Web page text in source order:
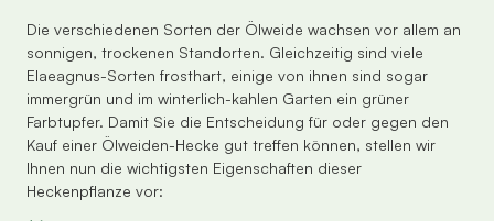
Die verschiedenen Sorten der Ölweide wachsen vor allem an
sonnigen, trockenen Standorten. Gleichzeitig sind viele
Elaeagnus-Sorten frosthart, einige von ihnen sind sogar
immergrün und im winterlich-kahlen Garten ein grüner
Farbtupfer. Damit Sie die Entscheidung für oder gegen den
Kauf einer Ölweiden-Hecke gut treffen können, stellen wir
Ihnen nun die wichtigsten Eigenschaften dieser
Heckenpflanze vor: